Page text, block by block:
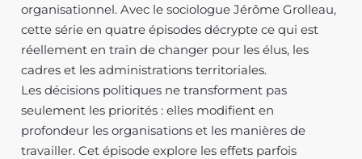
organisationnel. Avec le sociologue Jérôme Grolleau,
cette série en quatre épisodes décrypte ce qui est
réellement en train de changer pour les élus, les
cadres et les administrations territoriales.
Les décisions politiques ne transforment pas
seulement les priorités : elles modifient en
profondeur les organisations et les manières de
travailler. Cet épisode explore les effets parfois